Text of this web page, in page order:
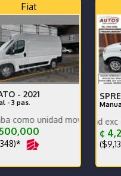
bateria nuevos
Fiat
- 2021
- 3 pas.
movil de video
oportunidad exc estado,
¢